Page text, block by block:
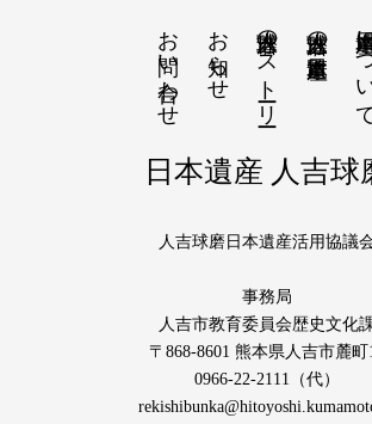
日本遺
人吉球磨の日本遺産一覧
人吉球磨のストーリー
お知らせ
お問い合わせ
日本遺産 人吉球
人吉球磨日本遺産活用協議
事務局
人吉市教育委員会歴史文化
〒868-8601 熊本県人吉市麓町
0966-22-2111（代）